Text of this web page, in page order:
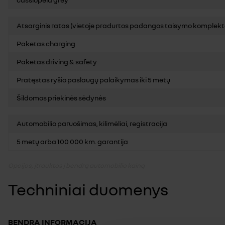
Atsarginis ratas (vietoje pradurtos padangos taisymo
Paketas charging
Paketas driving & safety
Pratęstas ryšio paslaugų palaikymas iki 5 metų
Šildomos priekinės sėdynės
Automobilio paruošimas, kilimėliai, registracija
5 metų arba 100 000 km. garantija
Techniniai duomenys
BENDRA INFORMACIJA